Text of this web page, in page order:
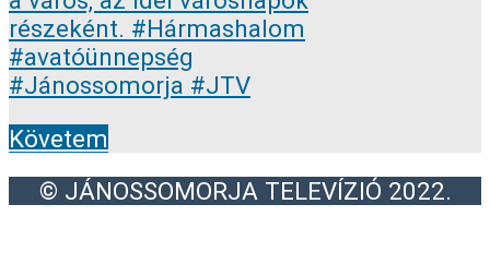
Követem
© JÁNOSSOMORJA TELEVÍZIÓ 2022.